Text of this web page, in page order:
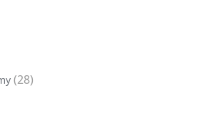
(28)